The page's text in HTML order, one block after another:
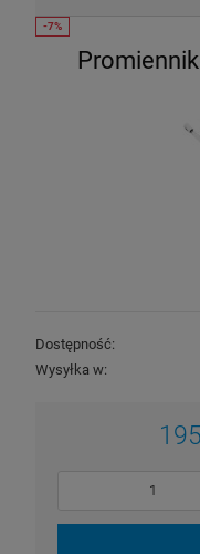
Dostępność:
Wysyłka w: